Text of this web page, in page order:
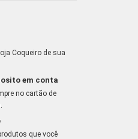
Coqueiro de sua
em conta
no cartão de
que você